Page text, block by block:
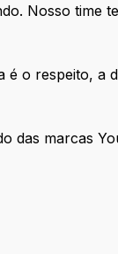
Nosso time
o respeito, a
das marcas